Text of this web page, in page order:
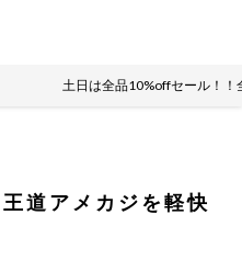
日は全品10%offセール！！全国一律
道アメカジを軽快